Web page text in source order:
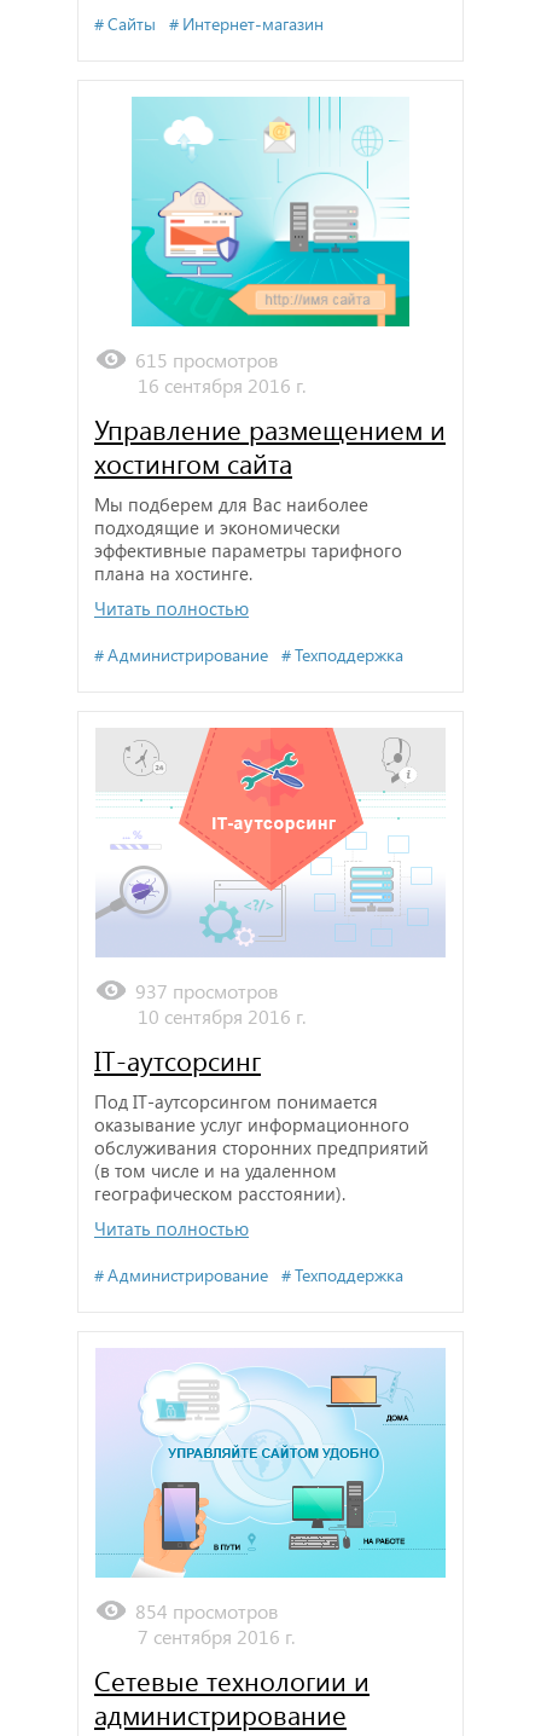
Сайты Интернет-магазин
615 просмотров
16 сентября 2016 г.
Управление размещением и
хостингом сайта
Мы подберем для Вас наиболее
подходящие и экономически
эффективные параметры тарифного
плана на хостинге.
Читать полностью
Администрирование Техподдержка
937 просмотров
10 сентября 2016 г.
IT-аутсорсинг
Под IT-аутсорсингом понимается
оказывание услуг информационного
обслуживания сторонних предприятий
(в том числе и на удаленном
географическом расстоянии).
Читать полностью
Администрирование Техподдержка
854 просмотров
7 сентября 2016 г.
Сетевые технологии и
администрирование